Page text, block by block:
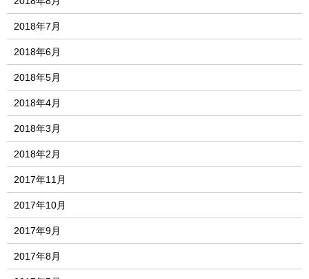
2018年7月
2018年6月
2018年5月
2018年4月
2018年3月
2018年2月
2017年11月
2017年10月
2017年9月
2017年8月